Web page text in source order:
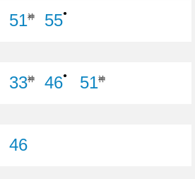
51神
55●
33神
46● 51神
46